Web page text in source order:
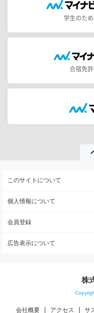
学生のた
合宿免
このサイトについて
個人情報について
会員登録
広告表示について
株
会社概要 アクセス サ